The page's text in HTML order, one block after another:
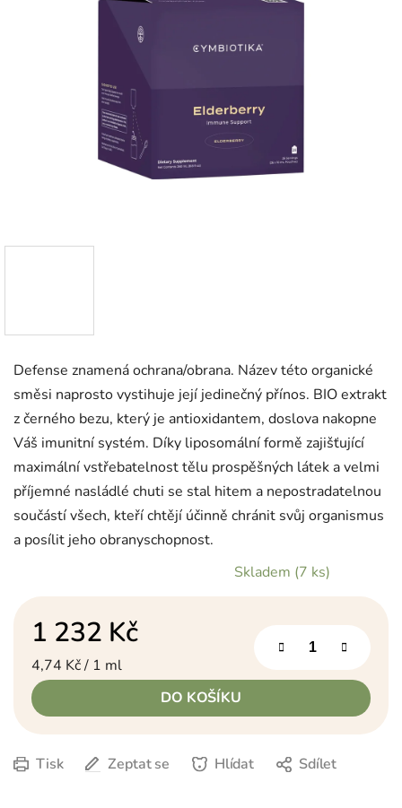
Defense znamená ochrana/obrana. Název této organické
směsi naprosto vystihuje její jedinečný přínos. BIO extrakt
z černého bezu, který je antioxidantem, doslova nakopne
Váš imunitní systém. Díky liposomální formě zajišťující
maximální vstřebatelnost tělu prospěšných látek a velmi
příjemné nasládlé chuti se stal hitem a nepostradatelnou
součástí všech, kteří chtějí účinně chránit svůj organismus
a posílit jeho obranyschopnost.
Skladem (7 ks)
1 232 Kč
Měrná cena:
4,74 Kč / 1 ml
DO KOŠÍKU
Tisk Zeptat se Hlídat Sdílet